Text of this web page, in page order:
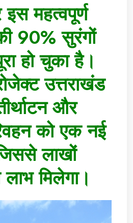
महत्वपूर्ण
90% सुरंगों
हो चुका है।
उत्तराखंड
और
को एक नई
लाखों
लाभ मिलेगा।